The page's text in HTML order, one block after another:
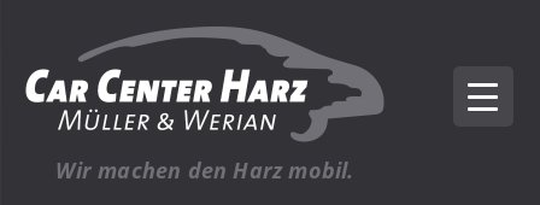
Wir machen den Harz mobil.